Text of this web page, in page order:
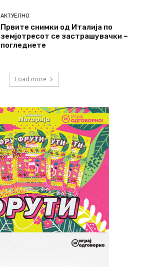
АКТУЕЛНО
Првите снимки од Италија по
земјотресот се застрашувачки –
погледнете
Load more